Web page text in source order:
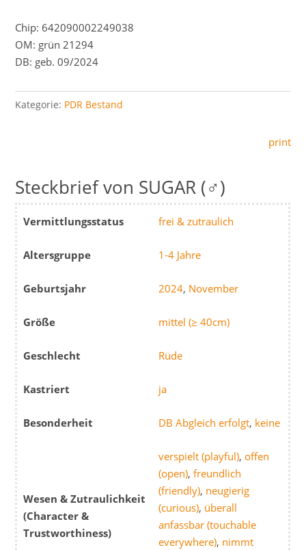
Chip: 642090002249038
OM: grün 21294
DB: geb. 09/2024
Kategorie: PDR Bestand
print
SUGAR (♂)
Vermittlungsstatus frei & zutraulich
Altersgruppe 1-4 Jahre
Geburtsjahr 2024, November
Größe mittel (≥ 40cm)
Geschlecht Rüde
Kastriert ja
Besonderheit DB Abgleich erfolgt, keine
Wesen & Zutraulichkeit
(Character &
Trustworthiness)
verspielt (playful),offen
(open),freundlich
(friendly), neugierig
(curious), überall
anfassbar (touchable
everywhere), nimmt